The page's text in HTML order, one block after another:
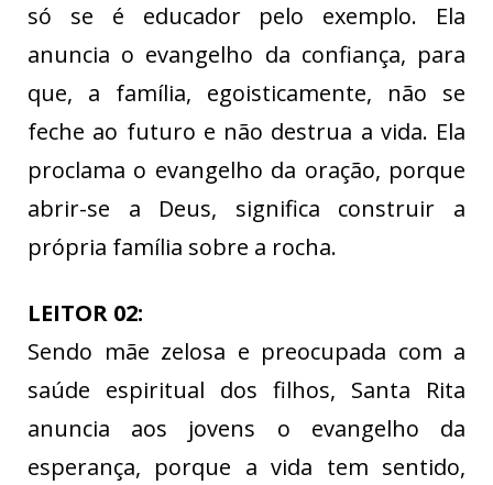
só se é educador pelo exemplo. Ela
anuncia o evangelho da confiança, para
que, a família, egoisticamente, não se
feche ao futuro e não destrua a vida. Ela
proclama o evangelho da oração, porque
abrir-se a Deus, significa construir a
própria família sobre a rocha.
LEITOR 02:
Sendo mãe zelosa e preocupada com a
saúde espiritual dos filhos, Santa Rita
anuncia aos jovens o evangelho da
esperança, porque a vida tem sentido,